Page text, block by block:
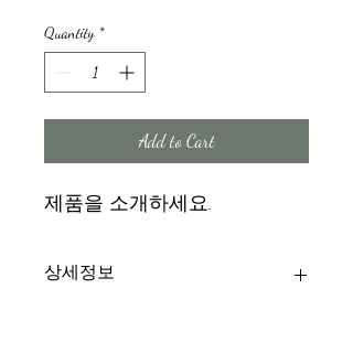
Quantity *
Add to Cart
제품을 소개하세요.
상세정보